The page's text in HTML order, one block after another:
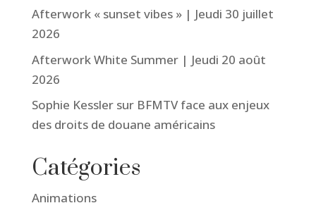
Afterwork « sunset vibes » | Jeudi 30 juillet
2026
Afterwork White Summer | Jeudi 20 août
2026
Sophie Kessler sur BFMTV face aux enjeux
des droits de douane américains
Catégories
Animations